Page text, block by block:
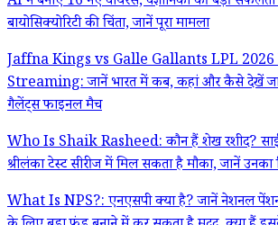
बायोसिक्योरिटी की चिंता, जानें पूरा मामला
Jaffna Kings vs Galle Gallants LPL
Streaming: जानें भारत में कब, कहां और कैसे देखें
गैलेंट्स फाइनल मैच
Who Is Shaik Rasheed: कौन हैं शेख रशीद?
श्रीलंका टेस्ट सीरीज में मिल सकता है मौका, जानें उनका
What Is NPS?: एनएसपी क्या है? जानें नेशनल पेंशन